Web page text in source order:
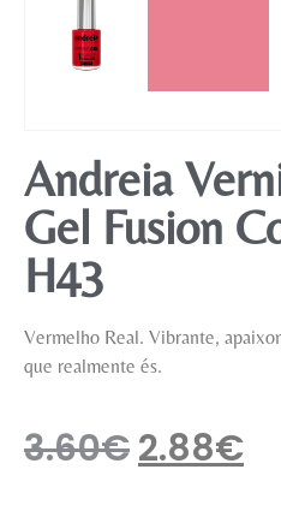
Andreia
Gel Fusion
H43
Vermelho Real. Vibrante,
que realmente és.
3.60€2.88€